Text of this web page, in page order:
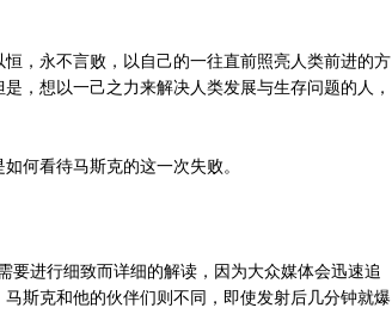
永不言败，以自己的一往直前照亮人类前进的方
，想以一己之力来解决人类发展与生存问题的人，
何看待马斯克的这一次失败。
进行细致而详细的解读，因为大众媒体会迅速追
斯克和他的伙伴们则不同，即使发射后几分钟就爆